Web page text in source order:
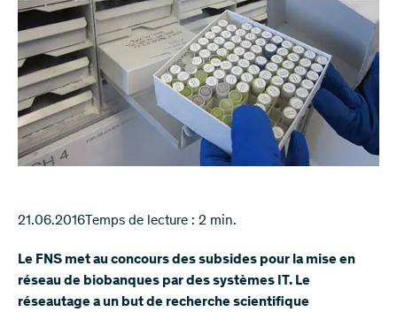
21.06.2016Temps de lecture : 2 min.
Le FNS met au concours des subsides pour la mise en
réseau de biobanques par des systèmes IT. Le
réseautage a un but de recherche scientifique